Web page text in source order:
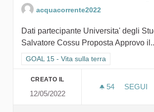
acquacorrente2022
Dati partecipante Universita' degli
Salvatore Cossu Proposta Approvo
Filtra i risultati per categoria: GOAL 15 -
GOAL 15 - Vita sulla terra
CREATO IL
12/05/2022
54 54
SEGUI